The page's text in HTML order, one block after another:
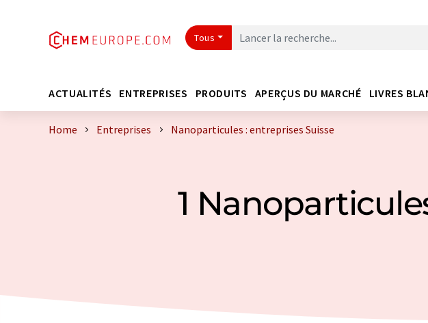
Tous
ACTUALITÉS ENTREPRISES PRODUITS APERÇUS DU MARCHÉ LIVRES
Home Entreprises Nanoparticules : entreprises Suisse
1